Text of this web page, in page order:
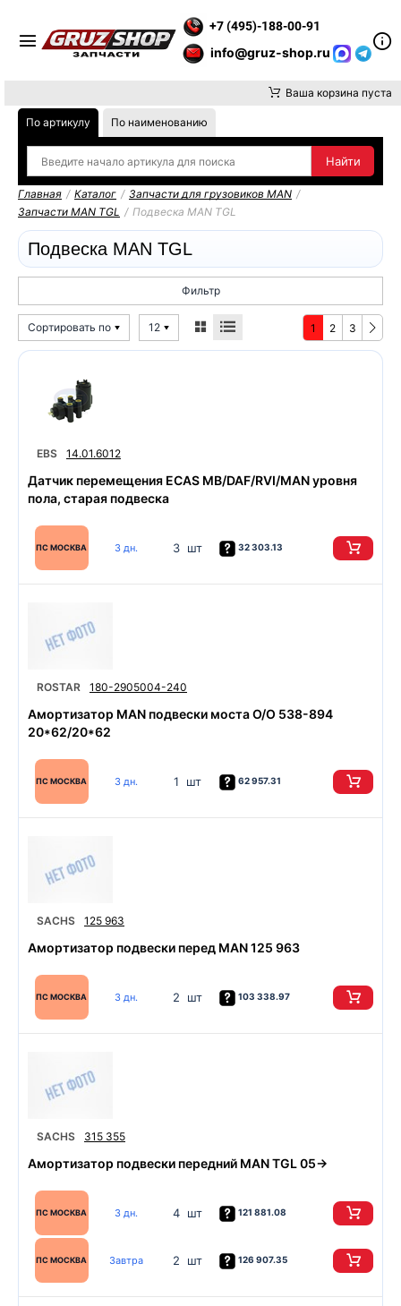
+7 (495)-188-00-91
info@gruz-shop.ru
Ваша корзина пуста
По артикулу По наименованию
Главная / Каталог / Запчасти для грузовиков MAN /
Запчасти MAN TGL / Подвеска MAN TGL
Подвеска MAN TGL
Фильтр
Сортировать по 12 1 2 3
EBS 14.01.6012
Датчик перемещения ECAS MB/DAF/RVI/MAN уровня
пола, старая подвеска
ПС МОСКВА 3 дн. 3 шт 32 303.13
ROSTAR 180-2905004-240
Амортизатор MAN подвески моста O/O 538-894
20*62/20*62
ПС МОСКВА 3 дн. 1 шт 62 957.31
SACHS 125 963
Амортизатор подвески перед MAN 125 963
ПС МОСКВА 3 дн. 2 шт 103 338.97
SACHS 315 355
Амортизатор подвески передний MAN TGL 05->
ПС МОСКВА 3 дн. 4 шт 121 881.08
ПС МОСКВА Завтра 2 шт 126 907.35